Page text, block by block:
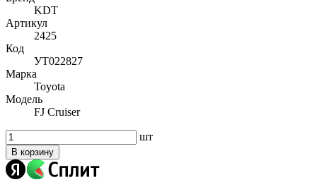
KDT
Артикул
2425
Код
УТ022827
Марка
Toyota
Модель
FJ Cruiser
шт
В корзину